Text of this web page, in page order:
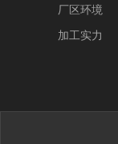
厂区环境
加工实力